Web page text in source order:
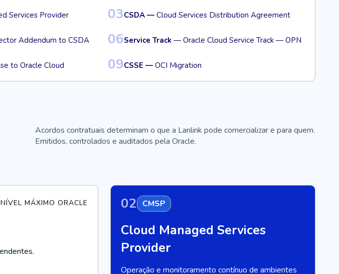
Services Provider 03CSDA —Cloud Services Distribution Agreement
Addendum to CSDA 06Service Track — Oracle Cloud Service Track — OPN
to Oracle Cloud 09CSSE —OCI Migration
Acordos contratuais determinam o que a Lanlink pode comercializar e para quem.
Emitidos, controlados e auditados pela Oracle.
NÍVEL MÁXIMO ORACLE 02 CMSP
Cloud Managed Services
Provider
Operação e monitoramento contínuo de ambientes